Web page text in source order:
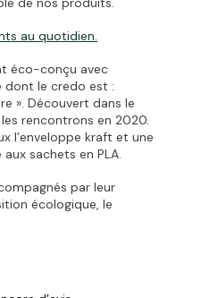
au quotidien.
éco-conçu avec
dont le credo est :
». Découvert dans le
rencontrons en 2020.
l’enveloppe kraft et une
sachets en PLA.
par leur
écologique, le